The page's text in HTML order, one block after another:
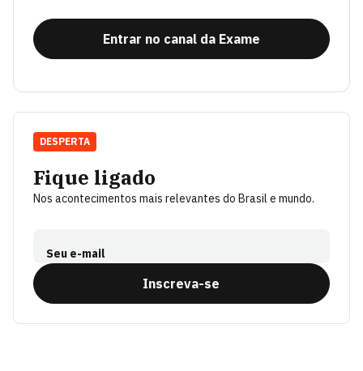
Entrar no canal da Exame
Fique ligado
Nos acontecimentos mais relevantes do Brasil e mundo.
Seu e-mail
Inscreva-se
DESPERTA